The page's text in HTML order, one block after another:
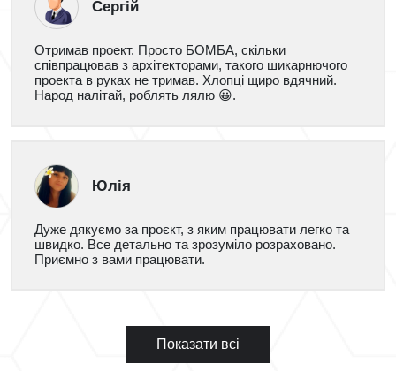
Сергій
Отримав проект. Просто БОМБА, скільки
співпрацював з архітекторами, такого шикарнючого
проекта в руках не тримав. Хлопці щиро вдячний.
Народ налітай, роблять лялю 😀.
Юлія
Дуже дякуємо за проєкт, з яким працювати легко та
швидко. Все детально та зрозуміло розраховано.
Приємно з вами працювати.
Показати всі